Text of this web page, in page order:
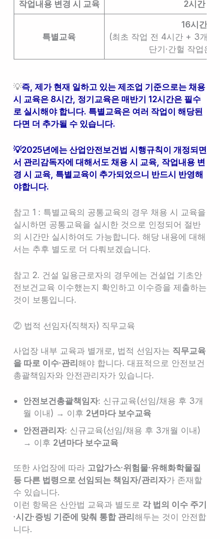
작업내용 변경 시 교육 2시간 이
특별교육
16시간 이
(최초 작업 전 4시간 + 3개월
단기·간헐 작업은
💡즉, 제가 현재 일하고 있는 제조업 기준으로는 채용
시 교육은 8시간, 정기교육은 매반기 12시간은 필수
로 실시해야 합니다. 특별교육은 여러 작업이 해당된
다면 더 추가될 수 있습니다.
💡2025년에는 산업안전보건법 시행규칙이 개정되면
서 관리감독자에 대해서도 채용 시 교육, 작업내용 변
경 시 교육, 특별교육이 추가되었으니 반드시 반영해
야합니다.
참고 1 : 특별교육의 공통교육의 경우 채용 시 교육을
실시하면 공통교육을 실시한 것으로 인정되어 절반
의 시간만 실시하여도 가능합니다. 해당 내용에 대해
서는 추후 별도로 더 다뤄보겠습니다.
참고 2. 건설 일용근로자의 경우에는 건설업 기초안
전보건교육 이수했는지 확인하고 이수증을 제출하는
것이 보통입니다.
② 법적 선임자(직책자) 직무교육
사업장 내부 교육과 별개로, 법적 선임자는 직무교육
을 따로 이수·관리해야 합니다. 대표적으로 안전보건
총괄책임자와 안전관리자가 있습니다.
안전보건총괄책임자: 신규교육(선임/채용 후 3개
월 이내) → 이후 2년마다 보수교육
안전관리자: 신규교육(선임/채용 후 3개월 이내)
→ 이후 2년마다 보수교육
또한 사업장에 따라 고압가스·위험물·유해화학물질
등 다른 법령으로 선임되는 책임자/관리자가 존재할
수 있습니다.
이런 항목은 산안법 교육과 별도로 각 법의 이수 주기
·시간·증빙 기준에 맞춰 통합 관리해두는 것이 안전합
니다.